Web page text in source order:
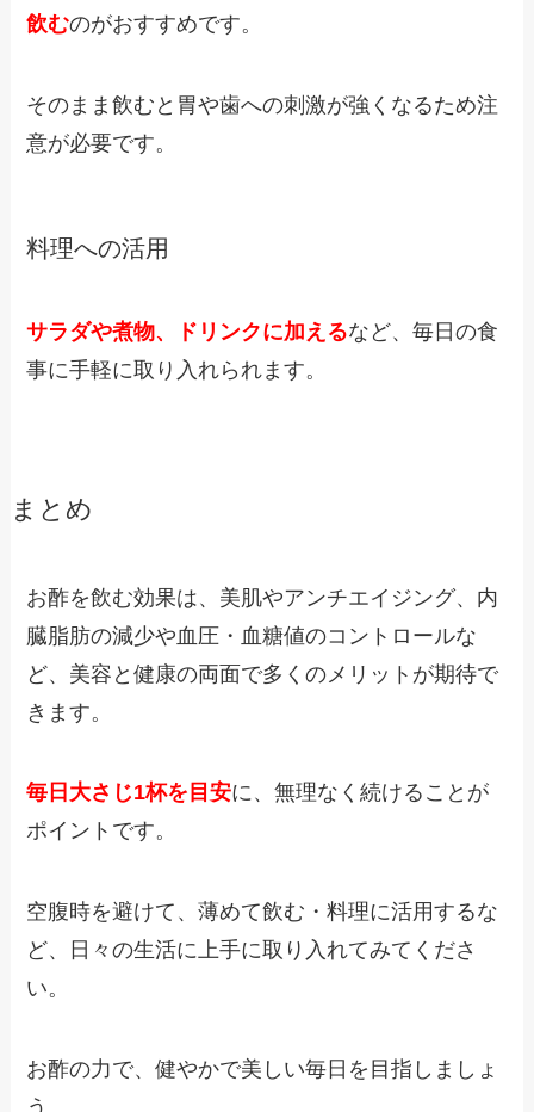
飲むのがおすすめです。
そのまま飲むと胃や歯への刺激が強くなるため注
意が必要です。
料理への活用
サラダや煮物、ドリンクに加えるなど、毎日の食
事に手軽に取り入れられます。
まとめ
お酢を飲む効果は、美肌やアンチエイジング、内
臓脂肪の減少や血圧・血糖値のコントロールな
ど、美容と健康の両面で多くのメリットが期待で
きます。
毎日大さじ1杯を目安に、無理なく続けることが
ポイントです。
空腹時を避けて、薄めて飲む・料理に活用するな
ど、日々の生活に上手に取り入れてみてくださ
い。
お酢の力で、健やかで美しい毎日を目指しましょ
う。